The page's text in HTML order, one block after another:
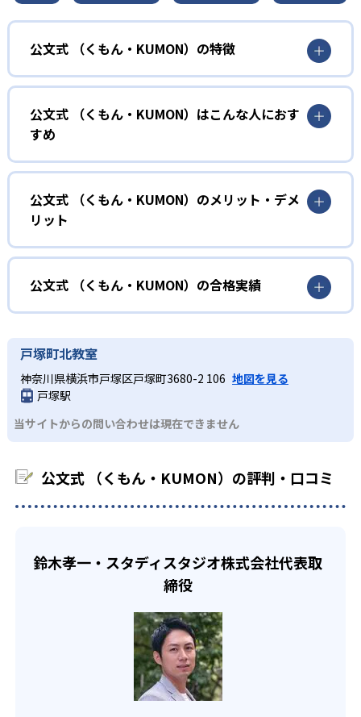
公文式 （くもん・KUMON）の特徴
01
無学年式の学力別学習
KUMONでは、年齢や学年にとらわれずに、一人ひとりの学
力に応じたレベルから学習を始めている。
確実に100点が取れるレベルから少しずつ難易度を上げてい
しさを経験できる。
KUMONの教材は、簡単な問題から高度な問題へと、スモー
ルステップで進んでいけるよう工夫されている。このスタ
イルは子どもの学習意欲をかき立てるため、教えてもらう
という受け身の姿勢ではなく、自ら進んで学ぶ姿勢を身に
つけられるだろう。
また、自学学習スタイルで学ぶ子どもたちは、自らの学習
課題に気がつくようになる。学年を超えた範囲も学習でき
るため、早い時期から高校教材に進む生徒もいる。
03 フレキシブルな受講スタイル
でも週2回受講できる。そのため、部活や他の習い事で忙し
らのオンライン受講と通室を組み合わせることも可能だ。
公文式 （くもん・KUMON）はこんな人におす
すめ
幼児
小学校に入る準備をしたい幼児向け
KUMONでは細かいステップに分かれた教材で、わかる楽し
さを経験しながら無理なく力を高めていける。
性格や学習への取り組み姿勢に合わせて内容も調整するた
め、小学校に入ってもつまずきにくい学力を身につけられ
るだろう。
中学に向けて苦手教科を克服したい子ども向け
KUMONでは経験豊富な先生が、子どものやる気を引き出せ
るよう適切なヒントを与えたり、声かけをしたりしてい
少しずつ苦手意識を克服できるだろう。
部活や習い事と両立したい生徒向け
KUMONでは、一人ひとりの学習状況やスケジュールに合わ
宿題の量や進め方に関しては、いつでも気軽に相談可能
だ。
公文式 （くもん・KUMON）のメリット・デメ
リット
どんなメリットがある？
KUMONでは自学自習スタイルで勉強するため、集中力や目
標に向かって頑張りやり抜く力を育むことができる。ま
た、年齢や学年にとらわれずに自分の学力に相応したレベ
ルから学習できるため、難しすぎてやる気を損ねたり、簡
単すぎて退屈することもない。
どんなデメリットがある？
KUMONでは、中高生のクラスでも数学・英語・国語の3教
科に限られるため、その他の教科に関しては他塾を検討す
る必要があるだろう。
公文式 （くもん・KUMON）の合格実績
KUMONは、公式サイトでは合格実績は公開していない。志
望校への実績があるかどうかは、通う予定の教室に問い合
わせたい。
戸塚町北教室
神奈川県横浜市戸塚区戸塚町3680-2 106 地図を見る
戸塚駅
当サイトからの問い合わせは現在できません
公文式 （くもん・KUMON）の評判・口コミ
鈴木孝一・スタディスタジオ株式会社代表取
締役